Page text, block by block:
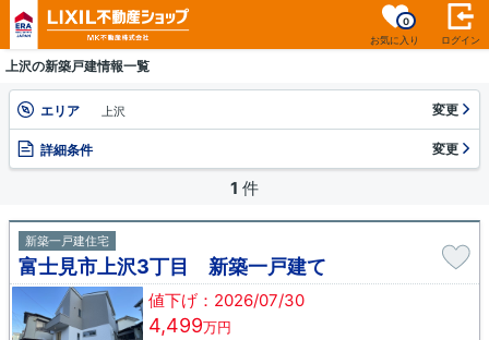
お気に入り
0
ログイン
上沢の新築戸建情報一覧
エリア 上沢 変更
詳細条件 変更
1 件
新築一戸建住宅
富士見市上沢3丁目 新築一戸建て
値下げ：2026/07/30
4,499万円